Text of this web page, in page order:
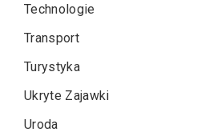
Technologie
Transport
Turystyka
Ukryte Zajawki
Uroda